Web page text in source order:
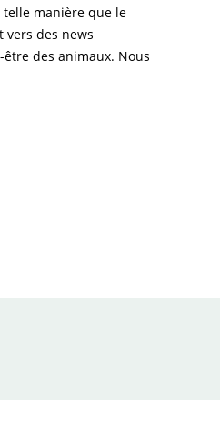
manière que le
vers des news
des animaux. Nous